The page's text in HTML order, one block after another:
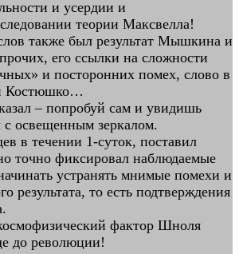
и усердии и
теории Максвелла!
также был результат Мышкина и
его ссылки на сложности
и посторонних помех, слово в
Костюшко…
– попробуй сам и увидишь
с освещенным зеркалом.
в течении 1-суток, поставил
точно фиксировал наблюдаемые
устранять мнимые помехи и
результата, то есть подтверждения
фактор Шноля
до революции!